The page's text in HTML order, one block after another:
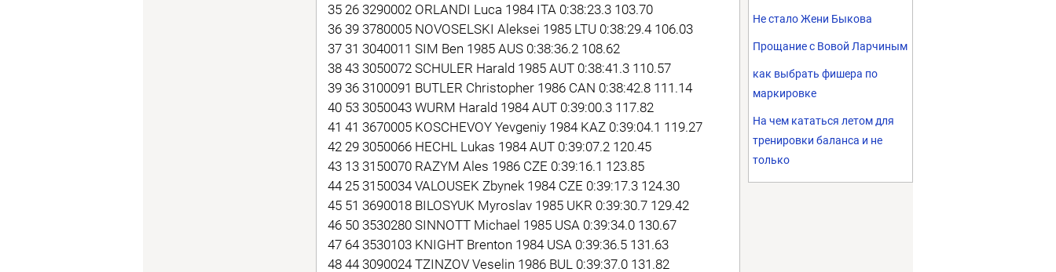
35 26 3290002 ORLANDI Luca 1984 ITA 0:38:23.3 103.70
36 39 3780005 NOVOSELSKI Aleksei 1985 LTU 0:38:29.4 106.03
37 31 3040011 SIM Ben 1985 AUS 0:38:36.2 108.62
38 43 3050072 SCHULER Harald 1985 AUT 0:38:41.3 110.57
39 36 3100091 BUTLER Christopher 1986 CAN 0:38:42.8 111.14
40 53 3050043 WURM Harald 1984 AUT 0:39:00.3 117.82
41 41 3670005 KOSCHEVOY Yevgeniy 1984 KAZ 0:39:04.1 119.27
42 29 3050066 HECHL Lukas 1984 AUT 0:39:07.2 120.45
43 13 3150070 RAZYM Ales 1986 CZE 0:39:16.1 123.85
44 25 3150034 VALOUSEK Zbynek 1984 CZE 0:39:17.3 124.30
45 51 3690018 BILOSYUK Myroslav 1985 UKR 0:39:30.7 129.42
46 50 3530280 SINNOTT Michael 1985 USA 0:39:34.0 130.67
47 64 3530103 KNIGHT Brenton 1984 USA 0:39:36.5 131.63
48 44 3090024 TZINZOV Veselin 1986 BUL 0:39:37.0 131.82
Не стало Жени Быкова
Прощание с Вовой Ларчиным
как выбрать фишера по
маркировке
На чем кататься летом для
тренировки баланса и не
только